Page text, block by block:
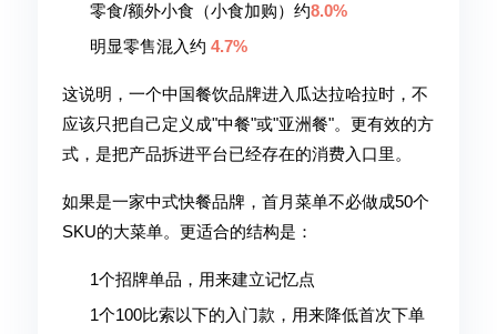
零食/额外小食（小食加购）约8.0%
明显零售混入约 4.7%
这说明，一个中国餐饮品牌进入瓜达拉哈拉时，不
应该只把自己定义成"中餐"或"亚洲餐"。更有效的方
式，是把产品拆进平台已经存在的消费入口里。
如果是一家中式快餐品牌，首月菜单不必做成50个
SKU的大菜单。更适合的结构是：
1个招牌单品，用来建立记忆点
1个100比索以下的入门款，用来降低首次下单